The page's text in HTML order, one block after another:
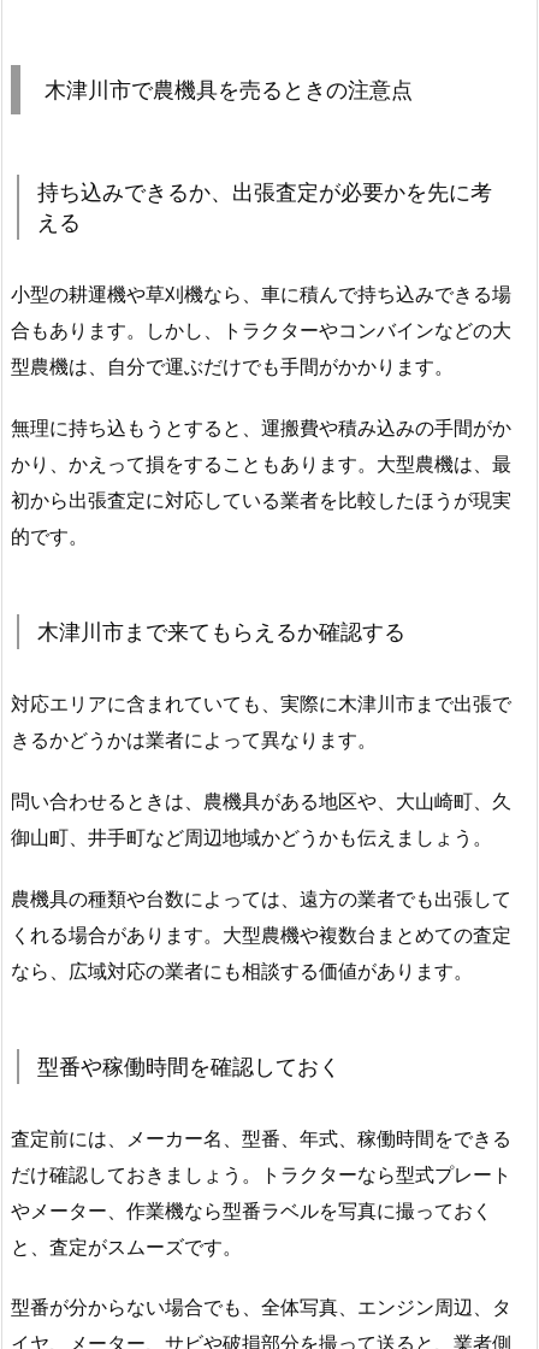
木津川市で農機具を売るときの注意点
持ち込みできるか、出張査定が必要かを先に考
える
小型の耕運機や草刈機なら、車に積んで持ち込みできる場
合もあります。しかし、トラクターやコンバインなどの大
型農機は、自分で運ぶだけでも手間がかかります。
無理に持ち込もうとすると、運搬費や積み込みの手間がか
かり、かえって損をすることもあります。大型農機は、最
初から出張査定に対応している業者を比較したほうが現実
的です。
木津川市まで来てもらえるか確認する
対応エリアに含まれていても、実際に木津川市まで出張で
きるかどうかは業者によって異なります。
問い合わせるときは、農機具がある地区や、大山崎町、久
御山町、井手町など周辺地域かどうかも伝えましょう。
農機具の種類や台数によっては、遠方の業者でも出張して
くれる場合があります。大型農機や複数台まとめての査定
なら、広域対応の業者にも相談する価値があります。
型番や稼働時間を確認しておく
査定前には、メーカー名、型番、年式、稼働時間をできる
だけ確認しておきましょう。トラクターなら型式プレート
やメーター、作業機なら型番ラベルを写真に撮っておく
と、査定がスムーズです。
型番が分からない場合でも、全体写真、エンジン周辺、タ
イヤ、メーター、サビや破損部分を撮って送ると、業者側